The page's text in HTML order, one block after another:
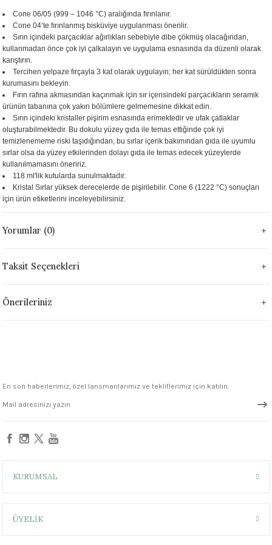
Stoneware Flux
1305 °C
- 1222 °C
- 1046 °C
°C
1046 °C
- 1046 °C
Cone 06/05 (999 – 1046 °C) aralığında fırınlanır.
Cone 04’te fırınlanmış bisküviye uygulanması önerilir.
Sırın içindeki parçacıklar ağırlıkları sebebiyle dibe çökmüş olacağından,
kullanmadan önce çok iyi çalkalayın ve uygulama esnasında da düzenli olarak
karıştırın.
Tercihen yelpaze fırçayla 3 kat olarak uygulayın; her kat sürüldükten sonra
kurumasını bekleyin.
Fırın rafına akmasından kaçınmak için sır içerisindeki parçacıkların seramik
ürünün tabanına çok yakın bölümlere gelmemesine dikkat edin.
Sırın içindeki kristaller pişirim esnasında erimektedir ve ufak çatlaklar
oluşturabilmektedir. Bu dokulu yüzey gıda ile temas ettiğinde çok iyi
temizlenememe riski taşıdığından, bu sırlar içerik bakımından gıda ile uyumlu
sırlar olsa da yüzey etkilerinden dolayı gıda ile temas edecek yüzeylerde
kullanılmamasını öneririz.
118 ml'lik kutularda sunulmaktadır.
Kristal Sırlar yüksek derecelerde de pişirilebilir. Cone 6 (1222 °C) sonuçları
için ürün etiketlerini inceleyebilirsiniz.
Yorumlar (0)
Taksit Seçenekleri
Önerileriniz
En son haberlerimiz, özel lansmanlarımız ve tekliflerimiz için katılın.
KURUMSAL
ÜYELİK